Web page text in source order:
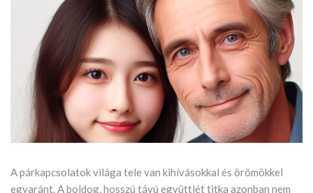
A párkapcsolatok világa tele van kihívásokkal és örömökkel
egyaránt. A boldog, hosszú távú együttlét titka azonban nem